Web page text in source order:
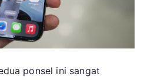
ponsel ini sangat